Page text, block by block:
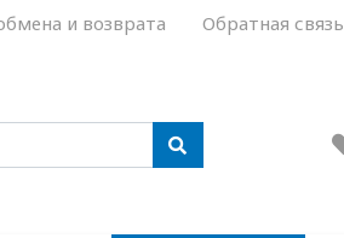
и возврата Обратная связь